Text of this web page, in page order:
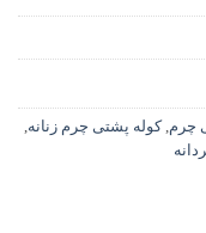
چرم,کوله پشتی چرم زنانه,